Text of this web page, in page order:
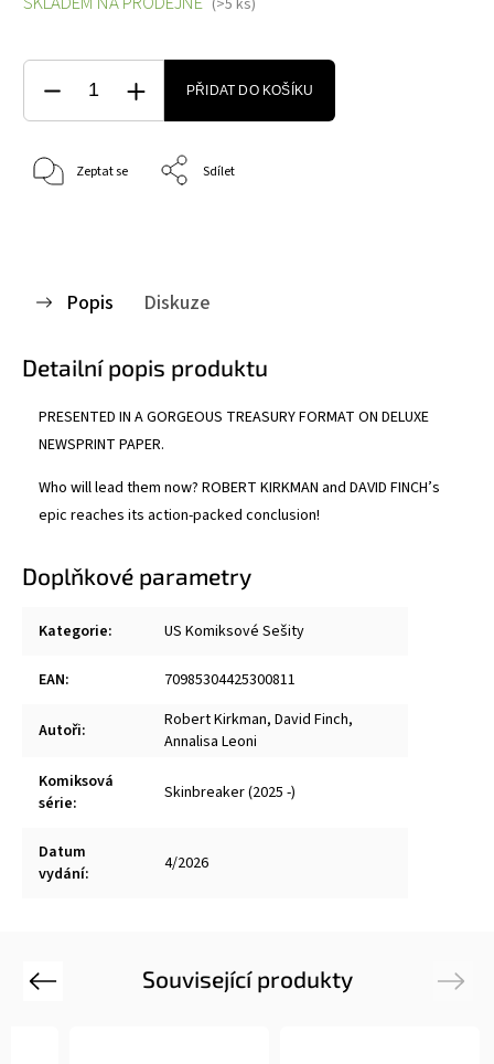
(>5 ks)
PŘIDAT DO KOŠÍKU
Zeptat se Sdílet
Popis Diskuze
Detailní popis produktu
PRESENTED IN A GORGEOUS TREASURY FORMAT ON DELUXE
NEWSPRINT PAPER.
Who will lead them now? ROBERT KIRKMAN and DAVID FINCH’s
epic reaches its action-packed conclusion!
Doplňkové parametry
Kategorie: US Komiksové Sešity
EAN: 70985304425300811
Autoři: Robert Kirkman, David Finch,
Annalisa Leoni
Komiksová
série: Skinbreaker (2025 -)
Datum
vydání: 4/2026
Související produkty
Previous Next